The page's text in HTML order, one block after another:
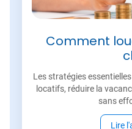
Comment
Les stratégies
locatifs, réduire la
sans
Lire